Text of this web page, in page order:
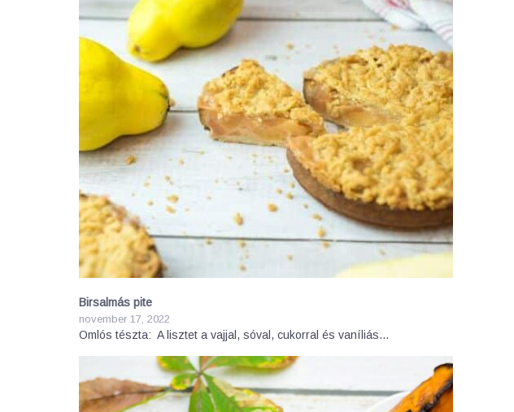
Birsalmás pite
november 17, 2022
Omlós tészta: A lisztet a vajjal, sóval, cukorral és vaníliás…